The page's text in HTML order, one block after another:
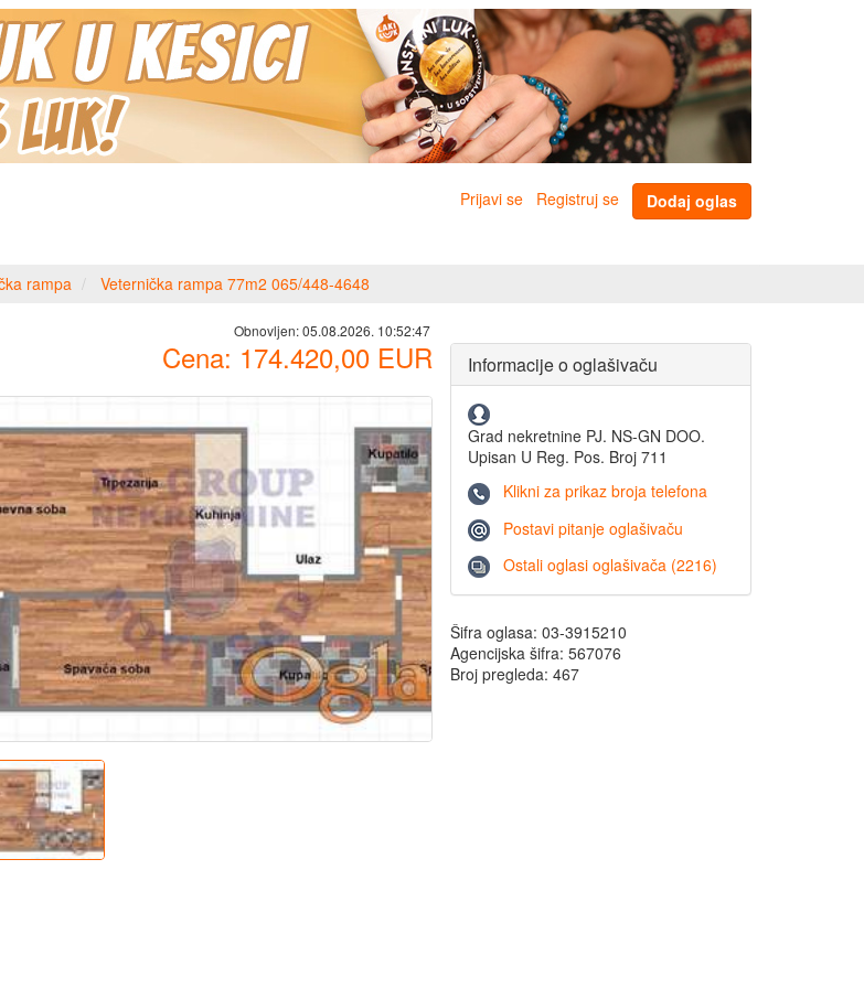
Prijavi se Registruj se Dodaj oglas
rampa Veternička rampa 77m2 065/448-4648
Obnovljen:05.08.2026. 10:52:47
Cena: 174.420,00 EUR Informacije o oglašivaču
Grad nekretnine PJ. NS-GN DOO.
Upisan U Reg. Pos. Broj 711
Klikni za prikaz broja telefona
Postavi pitanje oglašivaču
Ostali oglasi oglašivača (2216)
Šifra oglasa: 03-3915210
Agencijska šifra: 567076
Broj pregleda: 467